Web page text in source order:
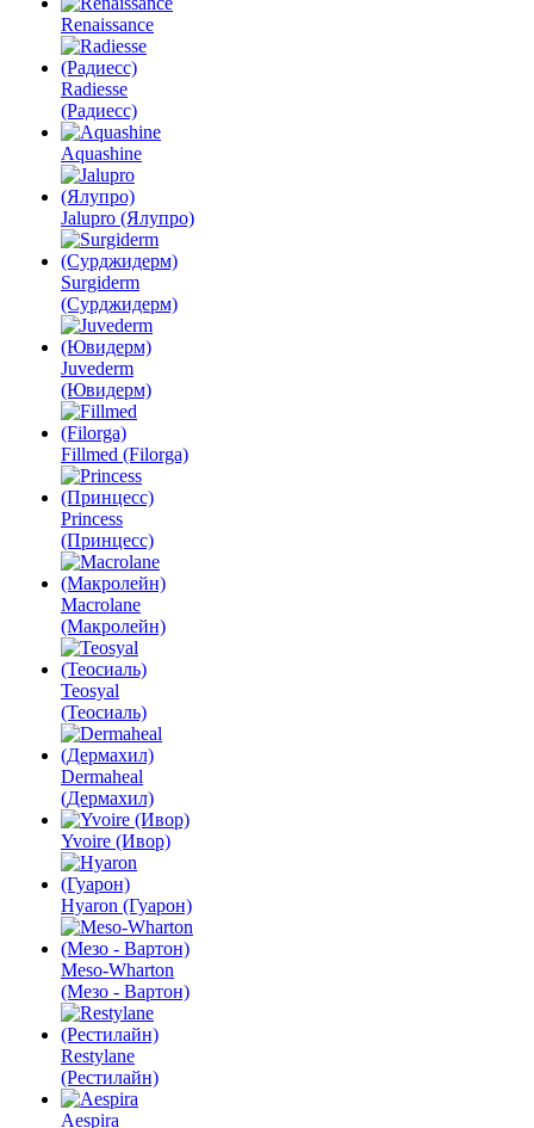
Renaissance
Radiesse
(Радиесс)
Aquashine
Jalupro (Ялупро)
Surgiderm
(Сурджидерм)
Juvederm
(Ювидерм)
Fillmed (Filorga)
Princess
(Принцесс)
Macrolane
(Макролейн)
Teosyal
(Теосиаль)
Dermaheal
(Дермахил)
Yvoire (Ивор)
Hyaron (Гуарон)
Meso-Wharton
(Мезо - Вартон)
Restylane
(Рестилайн)
Aespira